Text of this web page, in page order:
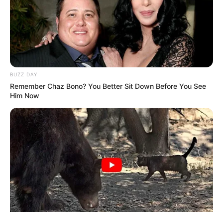
BUZZ DAY
Remember Chaz Bono? You Better Sit Down Before You See
Him Now